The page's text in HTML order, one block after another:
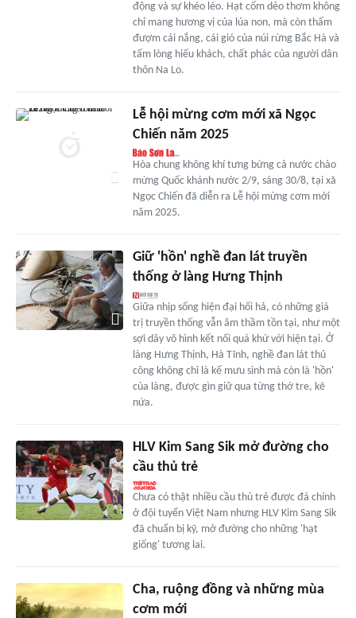
động và sự khéo léo. Hạt cốm dẻo thơm không
chỉ mang hương vị của lúa non, mà còn thấm
đượm cái nắng, cái gió của núi rừng Bắc Hà và
tấm lòng hiếu khách, chất phác của người dân
thôn Na Lo.
Lễ hội mừng cơm mới xã Ngọc
Chiến năm 2025
Hòa chung không khí tưng bừng cả nước chào
mừng Quốc khánh nước 2/9, sáng 30/8, tại xã
Ngọc Chiến đã diễn ra Lễ hội mừng cơm mới
năm 2025.
Giữ 'hồn' nghề đan lát truyền
thống ở làng Hưng Thịnh
Giữa nhịp sống hiện đại hối hả, có những giá
trị truyền thống vẫn âm thầm tồn tại, như một
sợi dây vô hình kết nối quá khứ với hiện tại. Ở
làng Hưng Thịnh, Hà Tĩnh, nghề đan lát thủ
công không chỉ là kế mưu sinh mà còn là 'hồn'
của làng, được gìn giữ qua từng thớ tre, kẽ
nứa.
HLV Kim Sang Sik mở đường cho
cầu thủ trẻ
Chưa có thật nhiều cầu thủ trẻ được đá chính
ở đội tuyển Việt Nam nhưng HLV Kim Sang Sik
đã chuẩn bị kỹ, mở đường cho những 'hạt
giống' tương lai.
Cha, ruộng đồng và những mùa
cơm mới